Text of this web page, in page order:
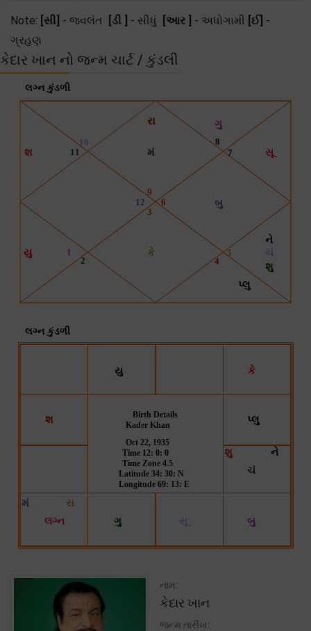
Note: [સી] - જ્વલંત [ડી ] - સીધું [આર ] - અધોગામી [ઈ] -
ગ્રહણ
કેદાર ખાન નો જન્મ ચાર્ટ / કુંડલી
નામ:
કેદાર ખાન
જન્મ તારીખ: